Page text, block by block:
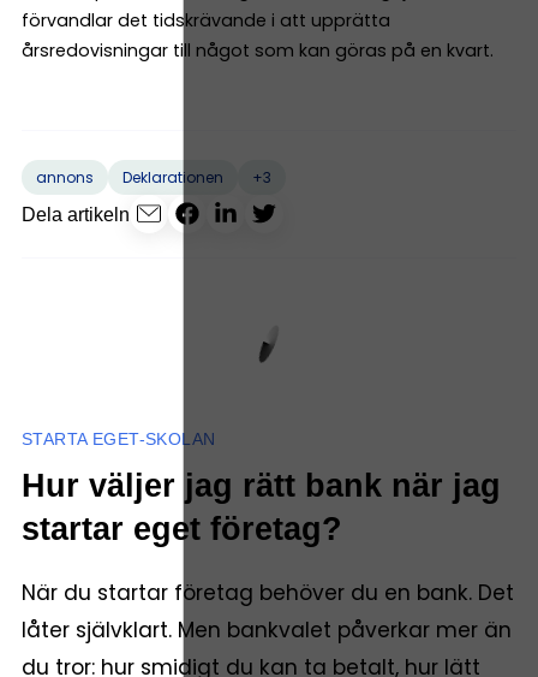
förvandlar det tidskrävande i att upprätta
årsredovisningar till något som kan göras på en kvart.
annons Deklarationen
+3
Dela artikeln
STARTA EGET-SKOLAN
Hur väljer jag rätt bank när jag
startar eget företag?
När du startar företag behöver du en bank. Det
låter självklart. Men bankvalet påverkar mer än
du tror: hur smidigt du kan ta betalt, hur lätt